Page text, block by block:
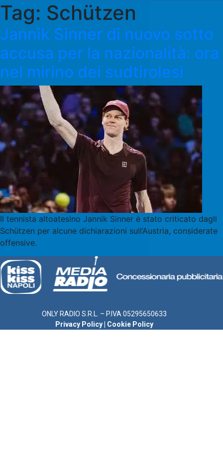
Tag: Schützen
Jannik Sinner di nuovo sotto
accusa per la nazionalità: ora
nel mirino dei sudtirolesi
Il tennista altoatesino Jannik Sinner è stato criticato dagli
Schützen per alcune dichiarazioni sull’Austria, considerate
offensive.
ONLY RADIO S.R.L. – P.IVA 05295650633
Privacy Policy
Cookie Policy